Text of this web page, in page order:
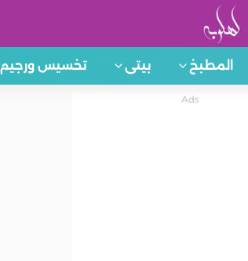
المطبخ بيتى تخسيس ورجيم